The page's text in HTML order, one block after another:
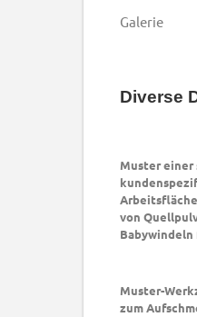
Galerie
Diverse
Muster einer
von
Babywindeln
Muster-
zum